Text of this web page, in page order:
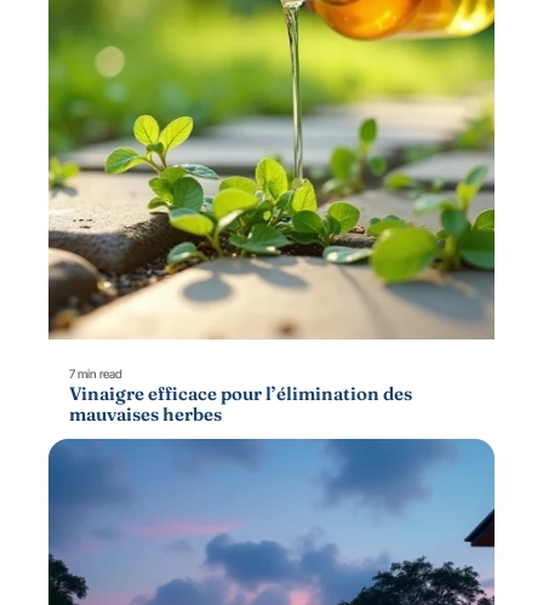
7 min read
Vinaigre efficace pour l’élimination des
mauvaises herbes